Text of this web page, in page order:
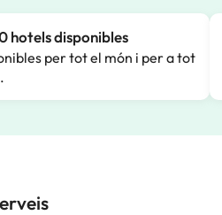
hotels disponibles
per tot el món i per a tot